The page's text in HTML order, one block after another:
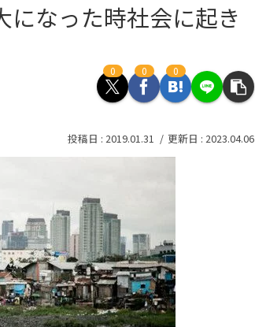
なった時社会に起き
0 0 0
2019.01.31 2023.04.06